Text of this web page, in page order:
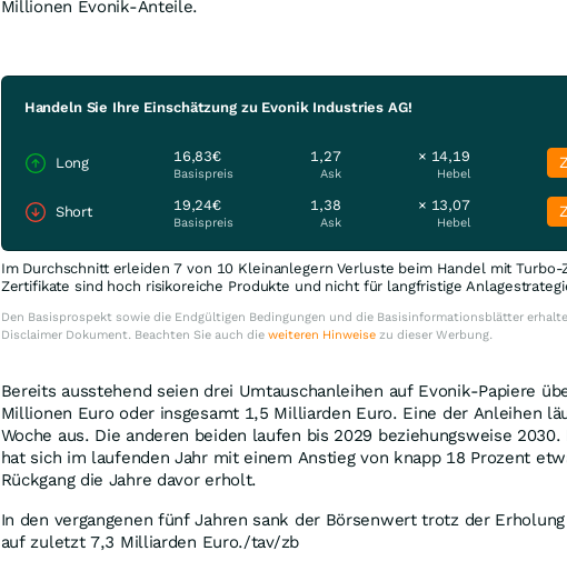
Millionen Evonik-Anteile.
Handeln Sie Ihre Einschätzung zu Evonik Industries AG!
Long 16,83€
Basispreis
1,27
Ask
× 14,19
Hebel
Short 19,24€
Basispreis
1,38
Ask
× 13,07
Hebel
Im Durchschnitt erleiden 7 von 10 Kleinanlegern Verluste beim Handel mit
Zertifikate sind hoch risikoreiche Produkte und nicht für langfristige
Den Basisprospekt sowie die Endgültigen Bedingungen und die Basisinformationsblätter
Disclaimer Dokument. Beachten Sie auch die weiteren Hinweisezu dieser Werbung.
Bereits ausstehend seien drei Umtauschanleihen auf Evonik-Papiere
Millionen Euro oder insgesamt 1,5 Milliarden Euro. Eine der Anleihen
Woche aus. Die anderen beiden laufen bis 2029 beziehungsweise
hat sich im laufenden Jahr mit einem Anstieg von knapp 18 Prozent
Rückgang die Jahre davor erholt.
In den vergangenen fünf Jahren sank der Börsenwert trotz der
auf zuletzt 7,3 Milliarden Euro./tav/zb